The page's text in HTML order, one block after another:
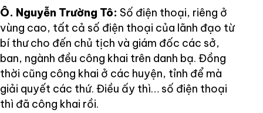
Ô. Nguyễn Trường Tô: Số điện thoại, riêng ở
vùng cao, tất cả số điện thoại của lãnh đạo từ
bí thư cho đến chủ tịch và giám đốc các sở,
ban, ngành đều công khai trên danh bạ. Đồng
thời cũng công khai ở các huyện, tỉnh để mà
giải quyết các thứ. Điều ấy thì… số điện thoại
thì đã công khai rồi.